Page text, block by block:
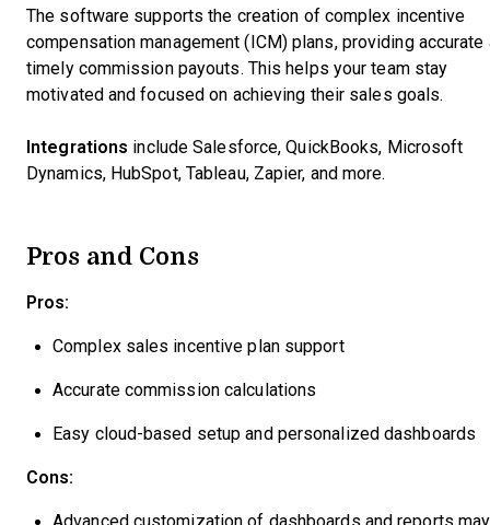
The software supports the creation of complex incentive
compensation management (ICM) plans, providing accurate
timely commission payouts. This helps your team stay
motivated and focused on achieving their sales goals.
Integrations include Salesforce, QuickBooks, Microsoft
Dynamics, HubSpot, Tableau, Zapier, and more.
Pros and Cons
Pros:
Complex sales incentive plan support
Accurate commission calculations
Easy cloud-based setup and personalized dashboards
Cons:
Advanced customization of dashboards and reports may